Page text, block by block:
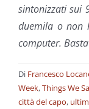
sintonizzati sui
duemila o non
computer.
Di Francesco
Week,Things We
città del capo,